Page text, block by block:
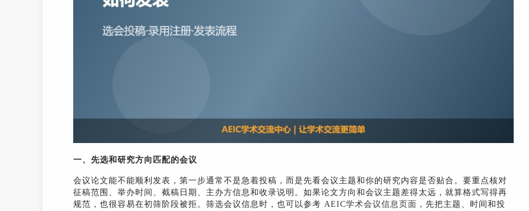
一、先选和研究方向匹配的会议
会议论文能不能顺利发表，第一步通常不是急着投稿，而是先看会议主题和你的研究内容是否贴合。要重点核对
征稿范围、举办时间、截稿日期、主办方信息和收录说明。如果论文方向和会议主题差得太远，就算格式写得再
规范，也很容易在初筛阶段被拒。筛选会议信息时，也可以参考 AEIC学术会议信息页面 ，先把主题、时间和投